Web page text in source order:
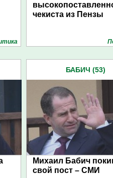
чекиста из Пензы
БАБИЧ (53)
Михаил Бабич
свой пост – СМИ